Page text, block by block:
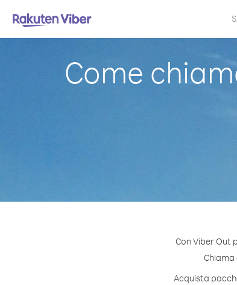
Come
Con Viber Out
Chiama
Acquista